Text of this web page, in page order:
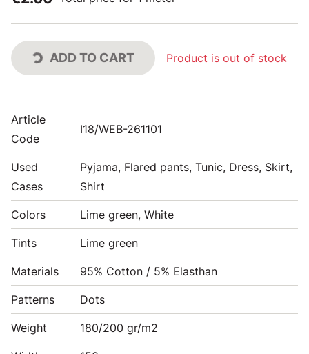
ADD TO CART Product is out of stock
Article
Code
I18/WEB-261101
Used
Cases
Pyjama, Flared pants, Tunic, Dress, Skirt,
Shirt
Colors Lime green, White
Tints Lime green
Materials 95% Cotton / 5% Elasthan
Patterns Dots
Weight 180/200 gr/m2